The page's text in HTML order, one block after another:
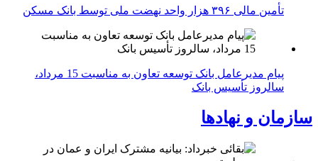
تأمین مالی ۳۹۶ هزار واحد نهضت ملی توسط بانک مسکن
پیام مدیرعامل بانک توسعه تعاون به مناسبت 15 مرداد،
سالروز تأسیس بانک
سازمان و نهادها